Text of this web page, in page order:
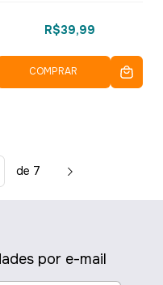
R$39,99
COMPRAR
de 7
por e-mail